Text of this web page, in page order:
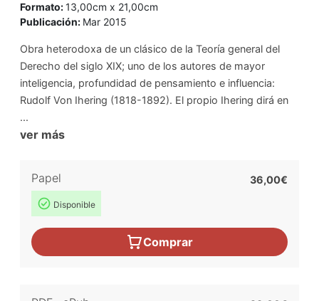
Formato:13,00cm x 21,00cm
Publicación: Mar 2015
Obra heterodoxa de un clásico de la Teoría general del
Derecho del siglo XIX; uno de los autores de mayor
inteligencia, profundidad de pensamiento e influencia:
Rudolf Von Ihering (1818-1892). El propio Ihering dirá en
...
ver más
Papel
Disponible
36,00€
Comprar